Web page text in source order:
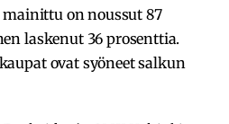
mainittu on noussut 87
laskenut 36 prosenttia.
ovat syöneet salkun